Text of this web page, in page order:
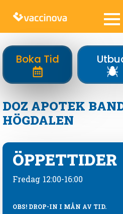
Boka Tid
DOZ APOTEK
HÖGDALEN
ÖPPETTIDER
Fredag 12:00-16:00
OBS! DROP-IN I MÅN AV TID.